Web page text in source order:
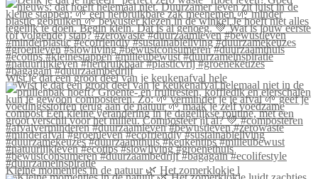
Wist je dat een groot deel van je keukenafval hele
Kleine momentjes in de natuur 🌿 Het zomerklokje l